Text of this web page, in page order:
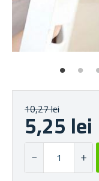
10,27 lei
5,25 lei